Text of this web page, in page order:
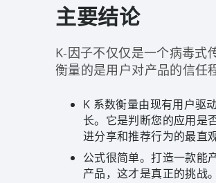
主要结论
K-因子不仅仅是一个病毒式
衡量的是用户对产品的信任
K 系数衡量由现有用户驱
长。它是判断您的应用是
进分享和推荐行为的最直
公式很简单。打造一款能
产品，这才是真正的挑战